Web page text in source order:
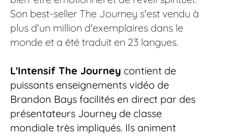
Son best-seller The Journey s'est vendu à
plus d'un million d'exemplaires dans le
monde et a été traduit en 23 langues.
L'Intensif The Journey contient de
puissants enseignements vidéo de
Brandon Bays facilités en direct par des
présentateurs Journey de classe
mondiale très impliqués. Ils animent